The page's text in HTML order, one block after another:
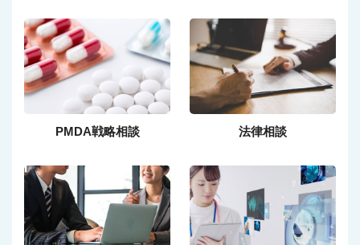
PMDA戦略相談 法律相談